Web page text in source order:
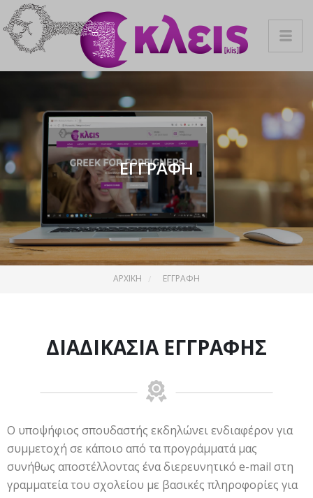
ΕΓΓΡΑΦΉ
ΑΡΧΙΚΉ ΕΓΓΡΑΦΉ
ΔΙΑΔΙΚΑΣΊΑ ΕΓΓΡΑΦΉΣ
Ο υποψήφιος σπουδαστής εκδηλώνει ενδιαφέρον για
συμμετοχή σε κάποιο από τα προγράμματά μας
συνήθως αποστέλλοντας ένα διερευνητικό e-mail στη
γραμματεία του σχολείου με βασικές πληροφορίες για